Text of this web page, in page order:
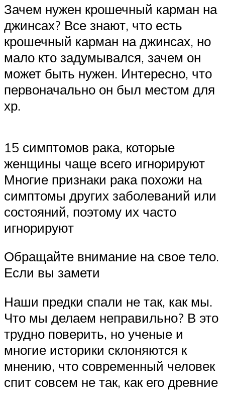
Зачем нужен крошечный карман на
джинсах? Все знают, что есть
крошечный карман на джинсах, но
мало кто задумывался, зачем он
может быть нужен. Интересно, что
первоначально он был местом для
хр.
15 симптомов рака, которые
женщины чаще всего игнорируют
Многие признаки рака похожи на
симптомы других заболеваний или
состояний, поэтому их часто
игнорируют
Обращайте внимание на свое тело.
Если вы замети
Наши предки спали не так, как мы.
Что мы делаем неправильно? В это
трудно поверить, но ученые и
многие историки склоняются к
мнению, что современный человек
спит совсем не так, как его древние